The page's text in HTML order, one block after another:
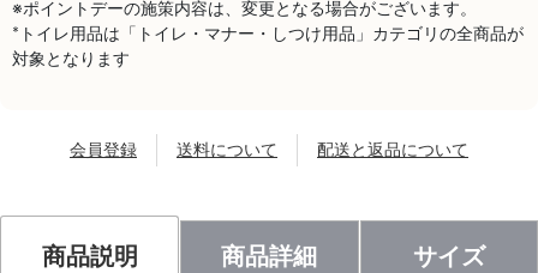
※ポイントデーの施策内容は、変更となる場合がございます。
*トイレ用品は「トイレ・マナー・しつけ用品」カテゴリの全商品が
対象となります
会員登録 送料について 配送と返品について
商品説明 商品詳細 サイズ